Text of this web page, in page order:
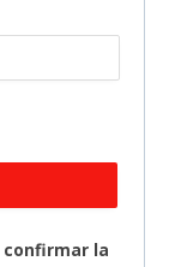
confirmar la